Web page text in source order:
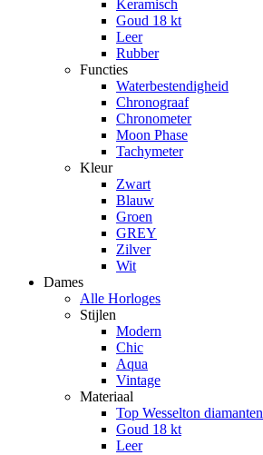
Keramisch
Goud 18 kt
Leer
Rubber
Functies
Waterbestendigheid
Chronograaf
Chronometer
Moon Phase
Tachymeter
Kleur
Zwart
Blauw
Groen
GREY
Zilver
Wit
Dames
Alle Horloges
Stijlen
Modern
Chic
Aqua
Vintage
Materiaal
Top Wesselton diamanten
Goud 18 kt
Leer